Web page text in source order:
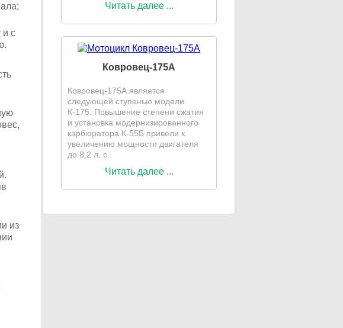
и с
из
Читать далее ...
Ковровец-175А
Ковровец-175А является
следующей ступенью модели
К-175. Повышение степени сжатия
и установка модернизированного
карбюратора К-55Б привели к
увеличению мощности двигателя
до 8,2 л. с.
Читать далее ...